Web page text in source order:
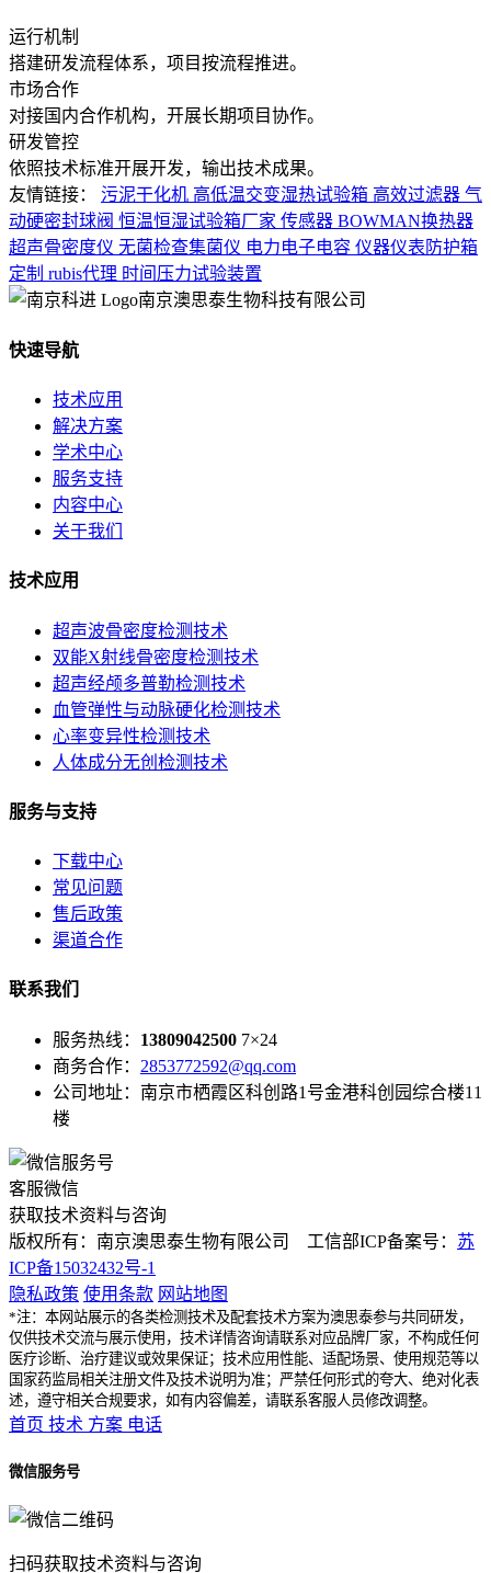
运行机制
搭建研发流程体系，项目按流程推进。
市场合作
对接国内合作机构，开展长期项目协作。
研发管控
依照技术标准开展开发，输出技术成果。
友情链接：
污泥干化机 高低温交变湿热试验箱 高效过滤器 气
动硬密封球阀 恒温恒湿试验箱厂家 传感器 BOWMAN换热器
超声骨密度仪 无菌检查集菌仪 电力电子电容 仪器仪表防护箱
定制 rubis代理 时间压力试验装置
南京澳思泰生物科技有限公司
快速导航
技术应用
解决方案
学术中心
服务支持
内容中心
关于我们
技术应用
超声波骨密度检测技术
双能X射线骨密度检测技术
超声经颅多普勒检测技术
血管弹性与动脉硬化检测技术
心率变异性检测技术
人体成分无创检测技术
服务与支持
下载中心
常见问题
售后政策
渠道合作
联系我们
服务热线： 13809042500 7×24
商务合作： 2853772592@qq.com
公司地址：南京市栖霞区科创路1号金港科创园综合楼11
楼
客服微信
获取技术资料与咨询
版权所有：南京澳思泰生物有限公司 工信部ICP备案号： 苏
ICP备15032432号-1
隐私政策 使用条款 网站地图
*注：本网站展示的各类检测技术及配套技术方案为澳思泰参与共同研发，
仅供技术交流与展示使用，技术详情咨询请联系对应品牌厂家，不构成任何
医疗诊断、治疗建议或效果保证；技术应用性能、适配场景、使用规范等以
国家药监局相关注册文件及技术说明为准；严禁任何形式的夸大、绝对化表
述，遵守相关合规要求，如有内容偏差，请联系客服人员修改调整。
首页 技术 方案 电话
微信服务号
扫码获取技术资料与咨询